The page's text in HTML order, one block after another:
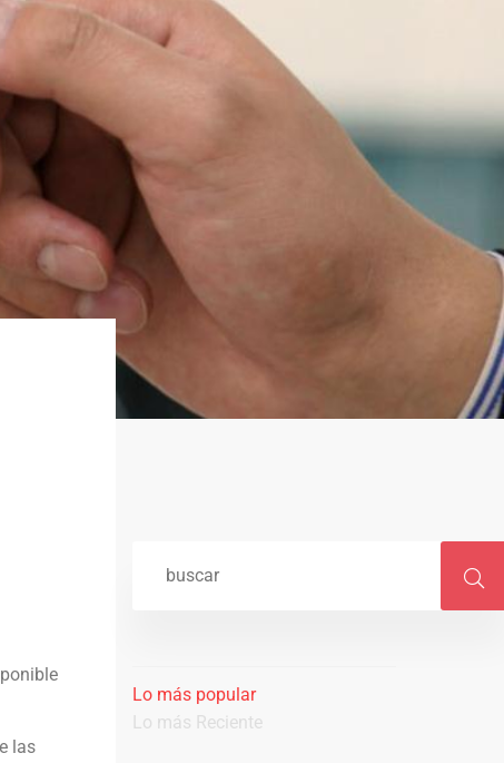
las
Lo más popular
Lo más Reciente